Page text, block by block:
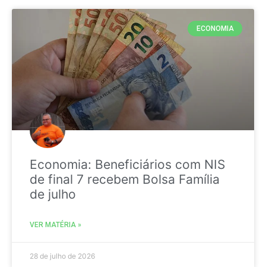
ECONOMIA
Economia: Beneficiários com NIS
de final 7 recebem Bolsa Família
de julho
VER MATÉRIA »
28 de julho de 2026